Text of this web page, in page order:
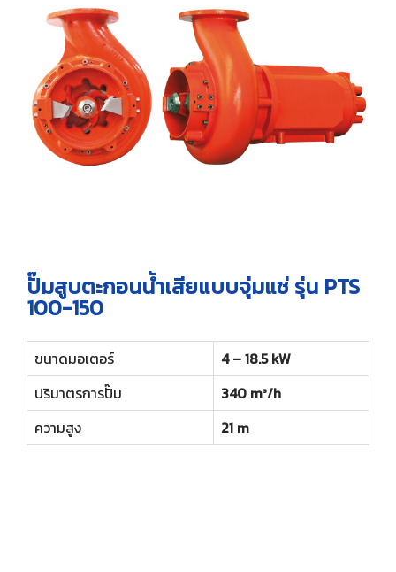
ปั๊มสูบตะกอนน้ำเสียแบบจุ่มแช่ รุ่น PTS
100-150
ขนาดมอเตอร์
4 – 18.5 kW
ปริมาตรการปั๊ม
340 m³/h
ความสูง
21 m